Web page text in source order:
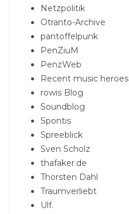
Netzpolitik
Otranto-Archive
pantoffelpunk
PenZiuM
PenzWeb
Recent music heroes
rowis Blog
Soundblog
Spontis
Spreeblick
Sven Scholz
thafaker.de
Thorsten Dahl
Traumverliebt
Ulf.